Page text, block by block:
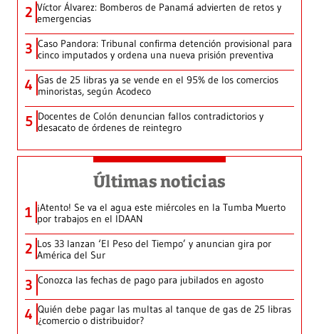
2 Víctor Álvarez: Bomberos de Panamá advierten de retos y
emergencias
3 Caso Pandora: Tribunal confirma detención provisional para
cinco imputados y ordena una nueva prisión preventiva
4 Gas de 25 libras ya se vende en el 95% de los comercios
minoristas, según Acodeco
5 Docentes de Colón denuncian fallos contradictorios y
desacato de órdenes de reintegro
Últimas noticias
1 ¡Atento! Se va el agua este miércoles en la Tumba Muerto
por trabajos en el IDAAN
2 Los 33 lanzan ‘El Peso del Tiempo’ y anuncian gira por
América del Sur
3 Conozca las fechas de pago para jubilados en agosto
4 Quién debe pagar las multas al tanque de gas de 25 libras
¿comercio o distribuidor?